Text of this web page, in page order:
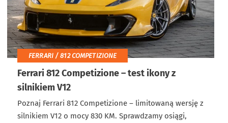
FERRARI / 812 COMPETIZIONE
Ferrari 812 Competizione – test ikony z
silnikiem V12
Poznaj Ferrari 812 Competizione – limitowaną wersję z
silnikiem V12 o mocy 830 KM. Sprawdzamy osiągi,